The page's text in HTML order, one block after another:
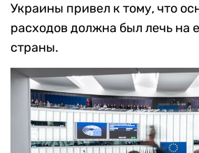
Украины привел к тому, что
расходов должна был лечь на
страны.